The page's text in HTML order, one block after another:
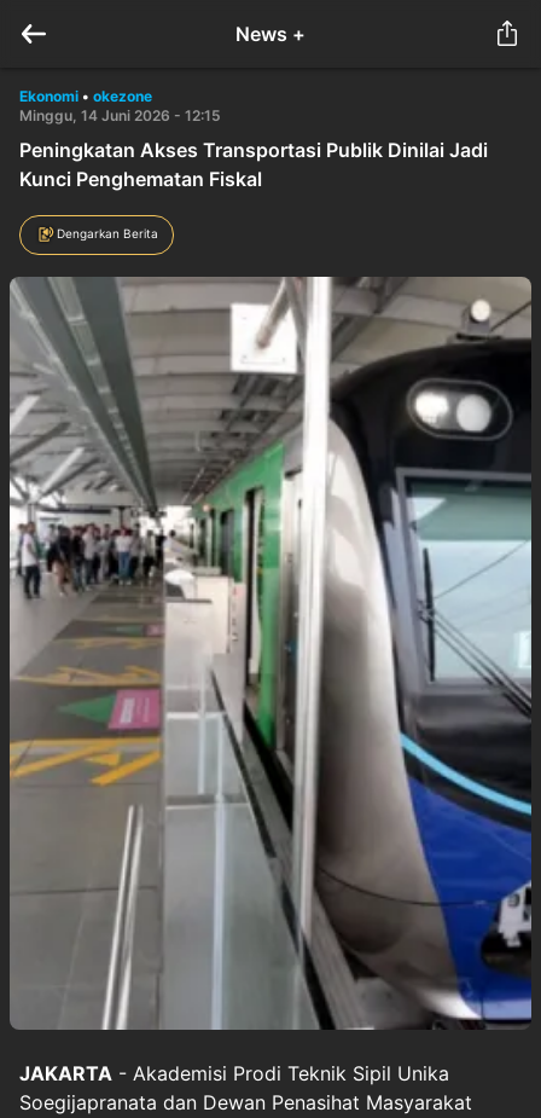
News +
Ekonomi • okezone
Minggu, 14 Juni 2026 - 12:15
Peningkatan Akses Transportasi Publik Dinilai Jadi
Kunci Penghematan Fiskal
Dengarkan Berita
JAKARTA - Akademisi Prodi Teknik Sipil Unika
Soegijapranata dan Dewan Penasihat Masyarakat